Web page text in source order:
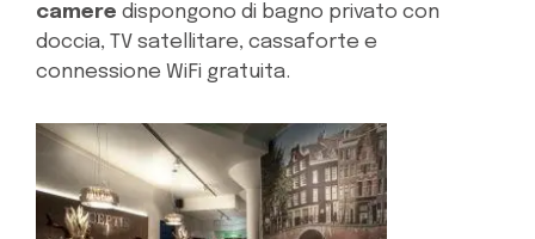
camere dispongono di bagno privato con
doccia, TV satellitare, cassaforte e
connessione WiFi gratuita.